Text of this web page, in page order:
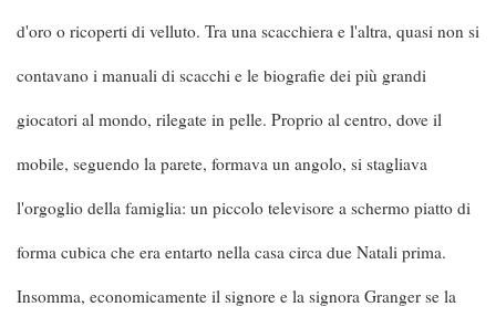
d'oro o ricoperti di velluto. Tra una scacchiera e l'altra, quasi non si
contavano i manuali di scacchi e le biografie dei più grandi
giocatori al mondo, rilegate in pelle. Proprio al centro, dove il
mobile, seguendo la parete, formava un angolo, si stagliava
l'orgoglio della famiglia: un piccolo televisore a schermo piatto di
forma cubica che era entarto nella casa circa due Natali prima.
Insomma, economicamente il signore e la signora Granger se la